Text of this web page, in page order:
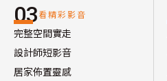
03看精彩影音
完整空間實走
設計師短影音
居家佈置靈感